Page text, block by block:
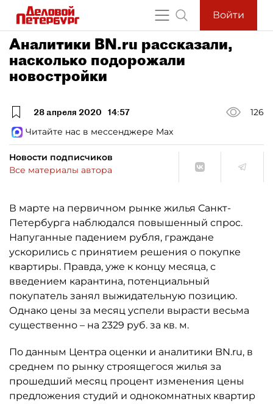
Войти
Аналитики BN.ru рассказали,
насколько подорожали
новостройки
28 апреля 2020 14:57
126
Читайте нас в мессенджере Max
Новости подписчиков
Все материалы автора
В марте на первичном рынке жилья Санкт-
Петербурга наблюдался повышенный спрос.
Напуганные падением рубля, граждане
ускорились с принятием решения о покупке
квартиры. Правда, уже к концу месяца, с
введением карантина, потенциальный
покупатель занял выжидательную позицию.
Однако цены за месяц успели вырасти весьма
существенно – на 2329 руб. за кв. м.
По данным Центра оценки и аналитики BN.ru, в
среднем по рынку строящегося жилья за
прошедший месяц процент изменения цены
предложения студий и однокомнатных квартир